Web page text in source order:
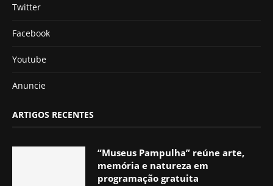
Twitter
Facebook
Youtube
Anuncie
ARTIGOS RECENTES
“Museus Pampulha” reúne arte,
memória e natureza em
programação gratuita